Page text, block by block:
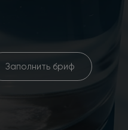
Заполнить бриф